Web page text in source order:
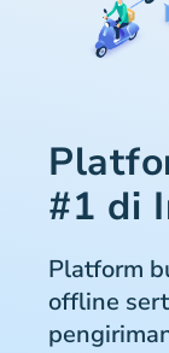
#1 di
Platform
offline